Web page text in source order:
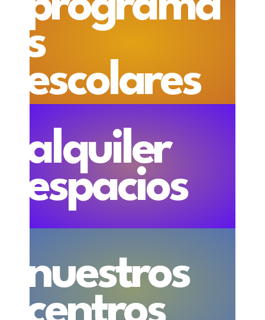
s
escolares
alquiler
espacios
nuestros